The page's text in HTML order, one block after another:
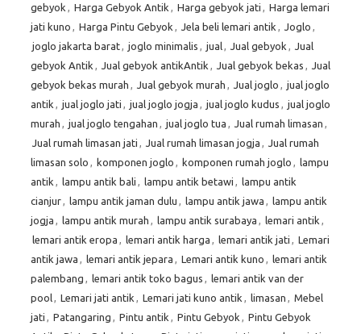
gebyok , Harga Gebyok Antik , Harga gebyok jati , Harga lemari
jati kuno , Harga Pintu Gebyok , Jela beli lemari antik , Joglo ,
joglo jakarta barat, joglo minimalis , jual, Jual gebyok , Jual
gebyok Antik , Jual gebyok antikAntik , Jual gebyok bekas , Jual
gebyok bekas murah , Jual gebyok murah , Jual joglo , jual joglo
antik , jual joglo jati , jual joglo jogja , jual joglo kudus , jual joglo
murah , jual joglo tengahan , jual joglo tua , Jual rumah limasan ,
Jual rumah limasan jati , Jual rumah limasan jogja , Jual rumah
limasan solo , komponen joglo , komponen rumah joglo , lampu
antik , lampu antik bali , lampu antik betawi , lampu antik
cianjur, lampu antik jaman dulu , lampu antik jawa , lampu antik
jogja , lampu antik murah , lampu antik surabaya , lemari antik ,
lemari antik eropa , lemari antik harga , lemari antik jati , Lemari
antik jawa , lemari antik jepara , Lemari antik kuno , lemari antik
palembang , lemari antik toko bagus , lemari antik van der
pool, Lemari jati antik , Lemari jati kuno antik , limasan , Mebel
jati , Patangaring , Pintu antik , Pintu Gebyok , Pintu Gebyok